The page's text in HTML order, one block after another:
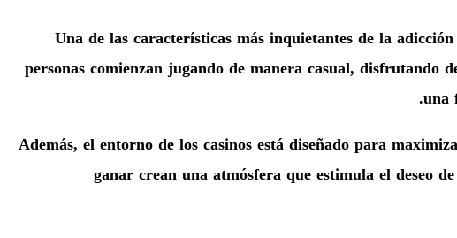
Una de las características más inquietantes de la
personas comienzan jugando de manera casual, disfrutando
una
Además, el entorno de los casinos está diseñado para
ganar crean una atmósfera que estimula el deseo